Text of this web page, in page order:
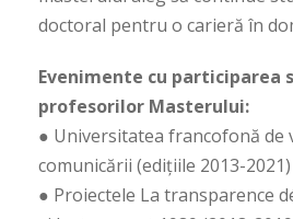
doctoral pentru o carieră în
Evenimente cu participarea
profesorilor Masterului:
● Universitatea francofonă de
comunicării (edițiile 2013-2021)
● Proiectele La transparence